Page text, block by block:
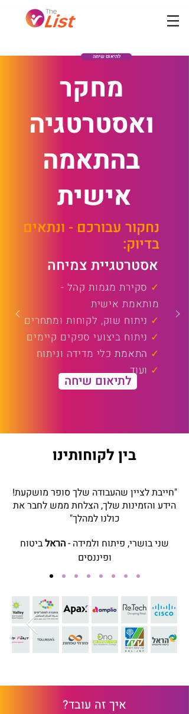
לתיאום שיחה
מחקר
ואסטרטגיה
בהתאמה
אישית
נחקור עבורכם - ונתאים
בדיוק:
לתיאום שיחה
אסטרטגיית צמיחה
✓ סקירת מגמות קהל -
מותאמת אישית
✓ ניתוח שוק, לקוחות ומתחרים
✓ ניתוח ביצועי ספקים קיימים
✓ התאמת כלי מדידה וניתוח
✓ ועוד
בין לקוחותינו
"חייבת לציין שהעבודה שלך סופר מושקעת!
הידע והזמינות שלך, הצלחת ממש לחבר את
כולנו למהלך"
שני בושרי, פיתוח ולמידה -הראלביטוח
ופיננסים
איך זה עובד?